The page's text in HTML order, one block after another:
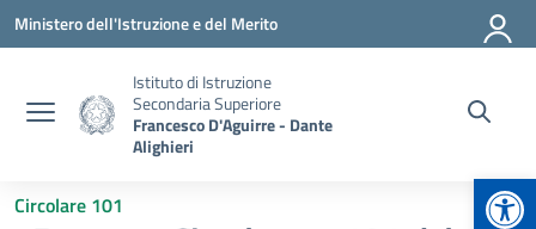
Vai ai contenuti
Vai al menu di navigazione
Vai al footer
Ministero dell'Istruzione e del Merito
Istituto di Istruzione
Secondaria Superiore
Francesco D'Aguirre - Dante
Alighieri
Circolare 101